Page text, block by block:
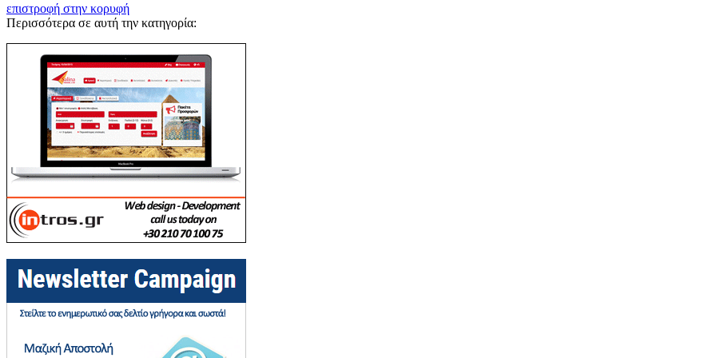
επιστροφή στην κορυφή
Περισσότερα σε αυτή την κατηγορία: